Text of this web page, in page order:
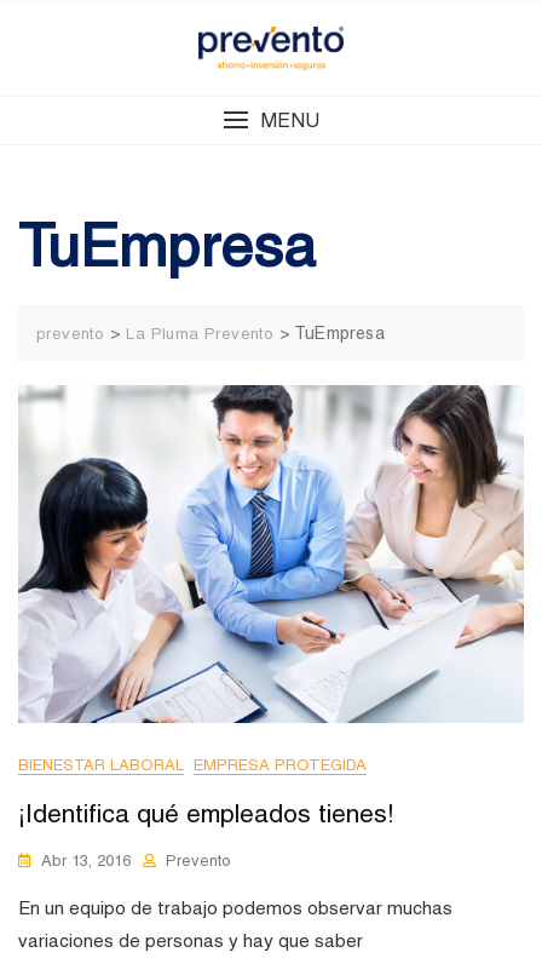
MENU
TuEmpresa
prevento > La Pluma Prevento > TuEmpresa
BIENESTAR LABORAL EMPRESA PROTEGIDA
¡Identifica qué empleados tienes!
Abr 13, 2016 Prevento
En un equipo de trabajo podemos observar muchas
variaciones de personas y hay que saber